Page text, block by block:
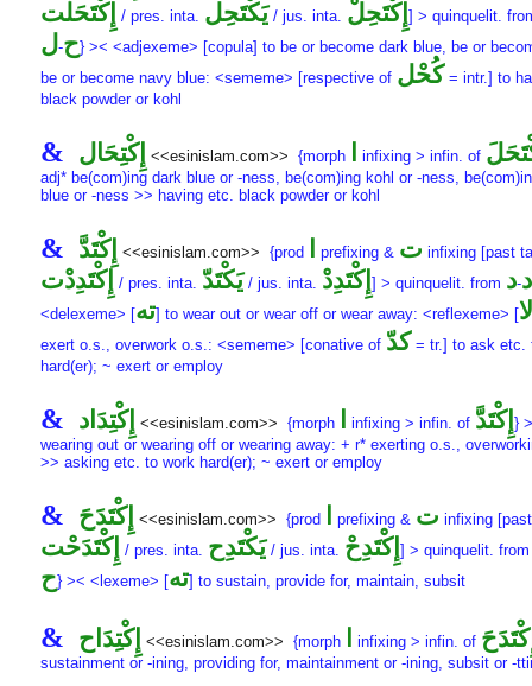
إِكْتَحَلْت / pres. inta. يَكْتَحِل / jus. inta. إِكْتَحِلْ ] > quinquelit.
ح-ل
} >< <adjexeme> [copula] to be or become dark blue, be or
be or become navy blue: <sememe> [respective of كُحْل = intr.] to
black powder or kohl
& إِكْتِحَال <<esinislam.com>> {morph infixing > infin. of
adj* be(com)ing dark blue or -ness, be(com)ing kohl or -ness,
blue or -ness >> having etc. black powder or kohl
& إِكْتَدَّ <<esinislam.com>> {prod prefixing & ت infixing [past
إِكْتَدِدْت / pres. inta. يَكْتَدّ / jus. inta. إِكْتَدِدْ ] > quinquelit. from د-د
<delexeme> [ته] to wear out or wear off or wear away: <reflexeme> [لا
exert o.s., overwork o.s.: <sememe> [conative of كدّ = tr.] to ask etc.
hard(er); ~ exert or employ
& إِكْتِدَاد <<esinislam.com>> {morph infixing > infin. of إِكْتَدَّ }
wearing out or wearing off or wearing away: + r* exerting o.s.,
>> asking etc. to work hard(er); ~ exert or employ
& إِكْتَدَحَ <<esinislam.com>> {prod prefixing & ت infixing
إِكْتَدَحْت / pres. inta. يَكْتَدِح / jus. inta. إِكْتَدِحْ ] > quinquelit.
ح} >< <lexeme> [ته] to sustain, provide for, maintain, subsit
& إِكْتِدَاح <<esinislam.com>> {morph infixing > infin. of
sustainment or -ining, providing for, maintainment or -ining, subsit or -